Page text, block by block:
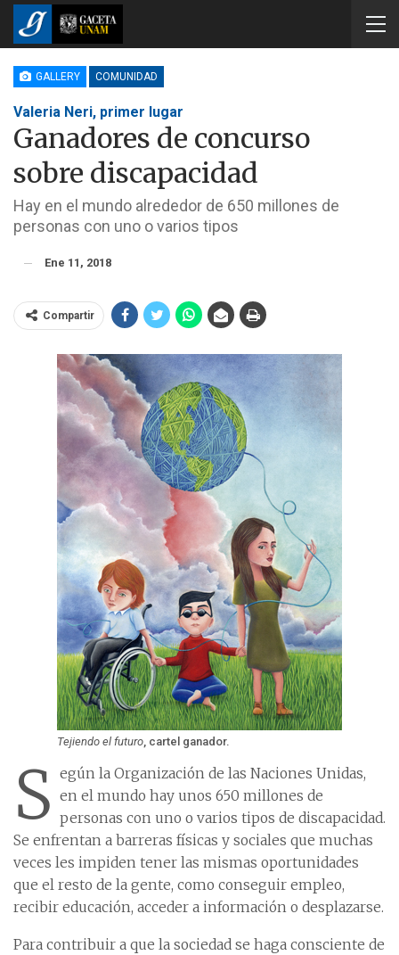
GALLERY COMUNIDAD
Valeria Neri, primer lugar
Ganadores de concurso
sobre discapacidad
Hay en el mundo alrededor de 650 millones de
personas con uno o varios tipos
Ene 11, 2018
Compartir
Tejiendo el futuro, cartel ganador.
S egún la Organización de las Naciones Unidas,
en el mundo hay unos 650 millones de
personas con uno o varios tipos de discapacidad.
Se enfrentan a barreras físicas y sociales que muchas
veces les impiden tener las mismas oportunidades
que el resto de la gente, como conseguir empleo,
recibir educación, acceder a información o desplazarse.
Para contribuir a que la sociedad se haga consciente de